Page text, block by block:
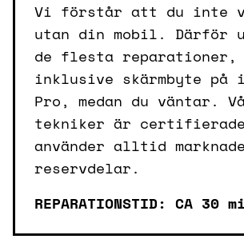
Vi förstår att du inte
utan din mobil. Därför
de flesta reparationer,
inklusive skärmbyte på
Pro, medan du väntar.
tekniker är
använder alltid
reservdelar.
REPARATIONSTID: CA 30